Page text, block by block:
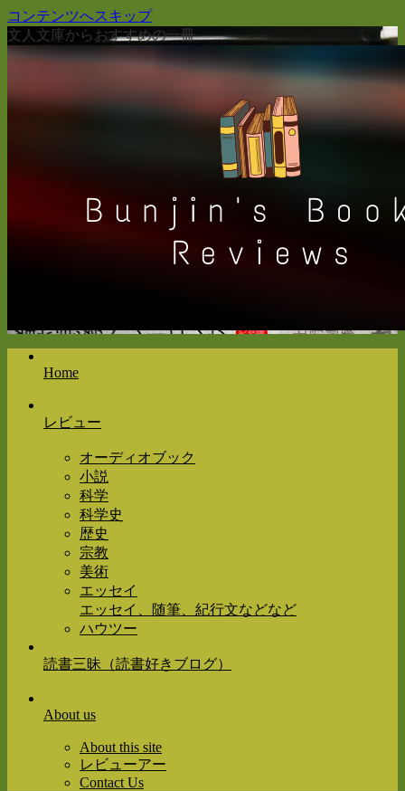
コンテンツへスキップ
文人文庫からおすすめの一冊
Home
レビュー
オーディオブック
小説
科学
科学史
歴史
宗教
美術
エッセイ
エッセイ、随筆、紀行文などなど
ハウツー
読書三昧（読書好きブログ）
About us
About this site
レビューアー
Contact Us